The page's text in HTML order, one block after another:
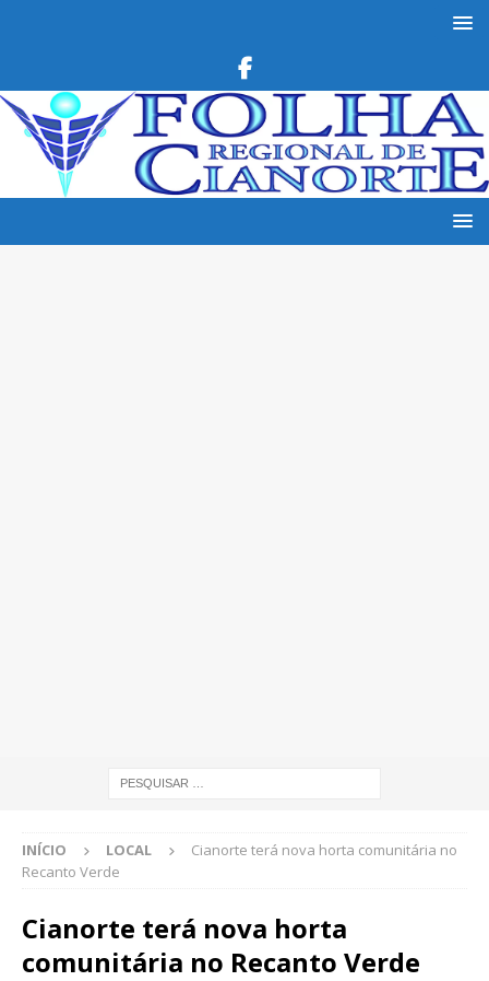
INÍCIO LOCAL
Cianorte terá nova horta comunitária no
Recanto Verde
Cianorte terá nova horta
comunitária no Recanto Verde